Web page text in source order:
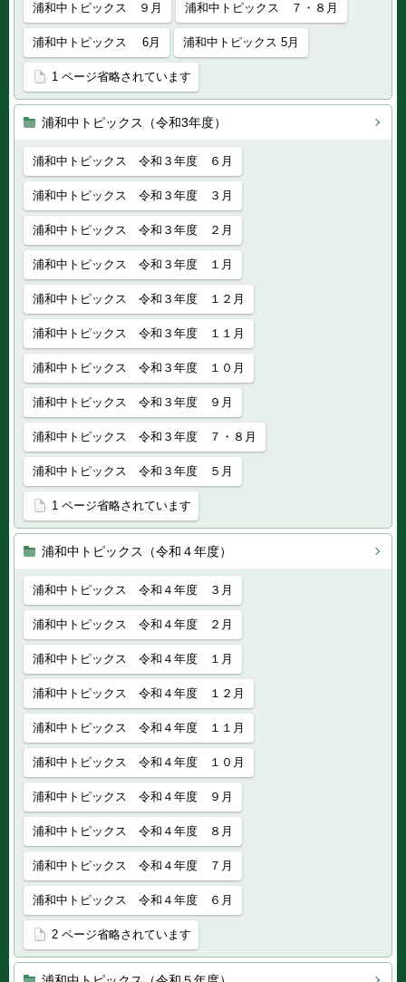
浦和中トピックス ９月 浦和中トピックス ７・８月
浦和中トピックス 6月 浦和中トピックス 5月
1 ページ省略されています
浦和中トピックス（令和3年度）
浦和中トピックス 令和３年度 ６月
浦和中トピックス 令和３年度 ３月
浦和中トピックス 令和３年度 ２月
浦和中トピックス 令和３年度 １月
浦和中トピックス 令和３年度 １２月
浦和中トピックス 令和３年度 １１月
浦和中トピックス 令和３年度 １０月
浦和中トピックス 令和３年度 ９月
浦和中トピックス 令和３年度 ７・８月
浦和中トピックス 令和３年度 ５月
1 ページ省略されています
浦和中トピックス（令和４年度）
浦和中トピックス 令和４年度 ３月
浦和中トピックス 令和４年度 ２月
浦和中トピックス 令和４年度 １月
浦和中トピックス 令和４年度 １２月
浦和中トピックス 令和４年度 １１月
浦和中トピックス 令和４年度 １０月
浦和中トピックス 令和４年度 ９月
浦和中トピックス 令和４年度 ８月
浦和中トピックス 令和４年度 ７月
浦和中トピックス 令和４年度 ６月
2 ページ省略されています